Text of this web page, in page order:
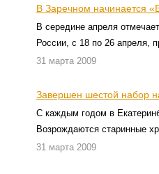
В Заречном начинается
В середине апреля
России, с 18 по 26 апреля,
31 марта 2009
Завершен шестой набор
С каждым годом в
Возрождаются старинные
31 марта 2009